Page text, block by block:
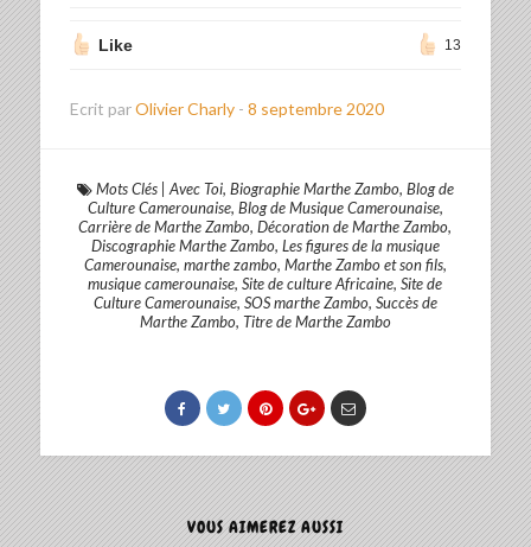
Like 13
Ecrit parOlivier Charly - 8 septembre 2020
Mots Clés|Avec Toi, Biographie Marthe Zambo, Blog de
Culture Camerounaise, Blog de Musique Camerounaise,
Carrière de Marthe Zambo,Décoration de Marthe Zambo,
Discographie Marthe Zambo, Les figures de la musique
Camerounaise, marthe zambo, Marthe Zambo et son fils,
musique camerounaise,Site de culture Africaine,Site de
Culture Camerounaise, SOS marthe Zambo, Succès de
Marthe Zambo, Titre de Marthe Zambo
VOUS AIMEREZ AUSSI